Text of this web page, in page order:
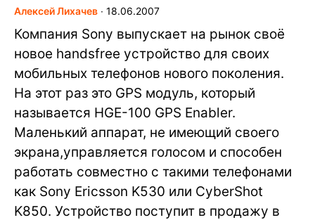
Алексей Лихачев ∙ 18.06.2007
Компания Sony выпускает на рынок своё
новое handsfree устройство для своих
мобильных телефонов нового поколения.
На этот раз это GPS модуль, который
называется HGE-100 GPS Enabler.
Маленький аппарат, не имеющий своего
экрана,управляется голосом и способен
работать совместно с такими телефонами
как Sony Ericsson K530 или CyberShot
K850. Устройство поступит в продажу в